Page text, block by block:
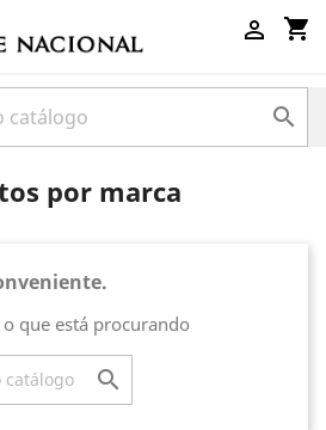
shopping_cart


por marca
que está procurando
